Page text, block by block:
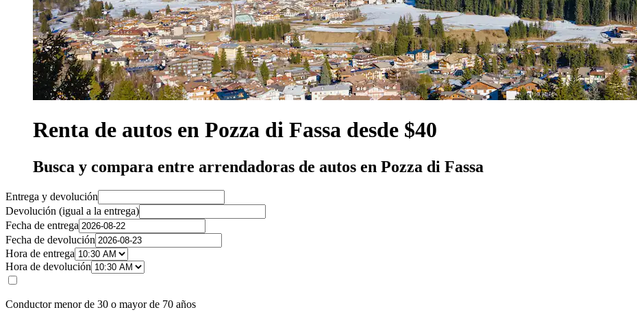
Renta de autos en Pozza di Fassa desde $40
Busca y compara entre arrendadoras de autos en Pozza di Fassa
Entrega y devolución
Devolución (igual a la entrega)
Fecha de entrega
Fecha de devolución
Hora de entrega
Hora de devolución
Conductor menor de 30 o mayor de 70 años